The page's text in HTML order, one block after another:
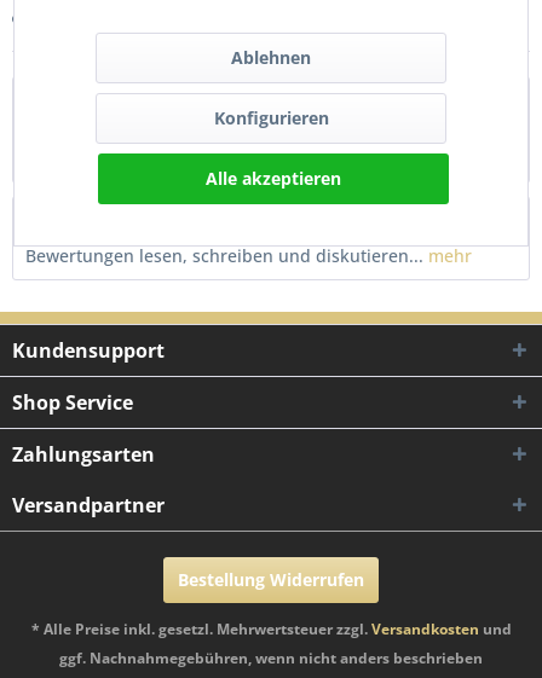
Beschreibung
Variomatik Gewichte 16x13 10g Satz für viele 50ccm Roller
Dieser hochwertige Variomatik...mehr
Bewertungen lesen, schreiben und diskutieren... mehr
Kundensupport
Shop Service
Zahlungsarten
Versandpartner
Bestellung Widerrufen
* Alle Preise inkl. gesetzl. Mehrwertsteuer zzgl.Versandkosten und
ggf. Nachnahmegebühren, wenn nicht anders beschrieben
Ablehnen
Konfigurieren
Alle akzeptieren